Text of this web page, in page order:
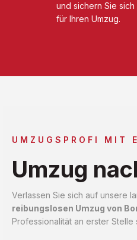
und sichern Sie
für Ihren Umzug.
UMZUGSPROFI MIT
Umzug
Verlassen Sie sich auf unsere
reibungslosen Umzug von
Professionalität an erster Stelle